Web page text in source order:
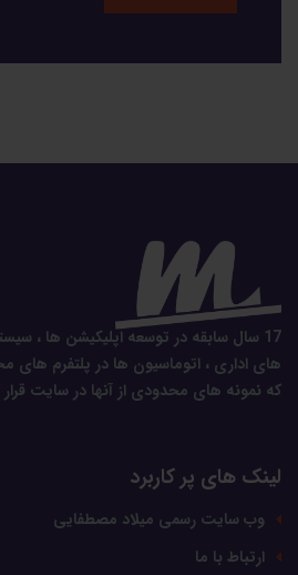
17 سال سابقه در توسعه اپلیکیشن ها ،
های اداری ، اتوماسیون ها در پلتفرم های
که نمونه های محدودی از آنها در سایت
لینک های پر کاربرد
وب سایت رسمی میلاد مصطفایی
ارتباط با ما